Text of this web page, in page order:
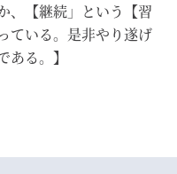
、【継続」という【習
ている。是非やり遂げ
る。】